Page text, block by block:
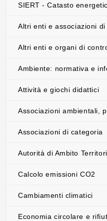
SIERT - Catasto
Altri enti e associazioni
Altri enti e organi di
Ambiente: normativa e
Attività e giochi didattici
Associazioni ambientali,
Associazioni di categoria
Autorità di Ambito
Calcolo emissioni CO2
Cambiamenti climatici
Economia circolare e